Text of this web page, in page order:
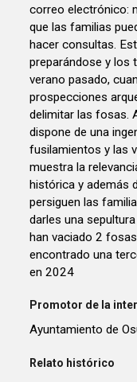
correo electrónico:
que las familias
hacer consultas.
preparándose y los
verano pasado,
prospecciones
delimitar las fosas.
dispone de una
fusilamientos y las
muestra la
histórica y además
persiguen las
darles una
han vaciado 2
encontrado una
en 2024
Promotor de la
Ayuntamiento de
Relato histórico